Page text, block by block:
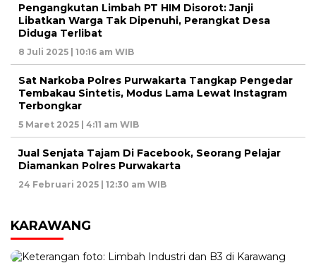
Pengangkutan Limbah PT HIM Disorot: Janji
Libatkan Warga Tak Dipenuhi, Perangkat Desa
Diduga Terlibat
8 Juli 2025 | 10:16 am WIB
Sat Narkoba Polres Purwakarta Tangkap Pengedar
Tembakau Sintetis, Modus Lama Lewat Instagram
Terbongkar
5 Maret 2025 | 4:11 am WIB
Jual Senjata Tajam Di Facebook, Seorang Pelajar
Diamankan Polres Purwakarta
24 Februari 2025 | 12:30 am WIB
KARAWANG